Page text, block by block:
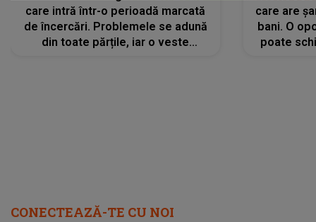
care intră într-o perioadă marcată
de încercări. Problemele se adună
din toate părțile, iar o veste
care are
bani. O
poate
CONECTEAZĂ-TE CU NOI